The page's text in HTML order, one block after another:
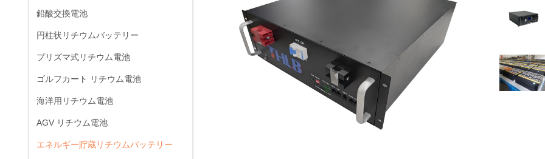
鉛酸交換電池
円柱状リチウムバッテリー
プリズマ式リチウム電池
ゴルフカート リチウム電池
海洋用リチウム電池
AGV リチウム電池
エネルギー貯蔵リチウムバッテリー